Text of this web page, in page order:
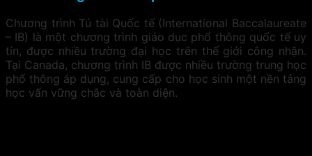
Chương trình Tú tài Quốc tế (International Baccalaureate
– IB) là một chương trình giáo dục phổ thông quốc tế uy
tín, được nhiều trường đại học trên thế giới công nhận.
Tại Canada, chương trình IB được nhiều trường trung học
phổ thông áp dụng, cung cấp cho học sinh một nền tảng
học vấn vững chắc và toàn diện.